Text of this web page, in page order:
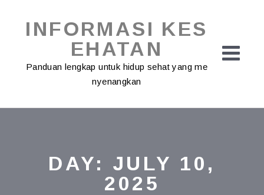
contentINFORMASI KES
EHATAN
Panduan lengkap untuk hidup sehat yang me
nyenangkan
DAY: JULY 10,
2025